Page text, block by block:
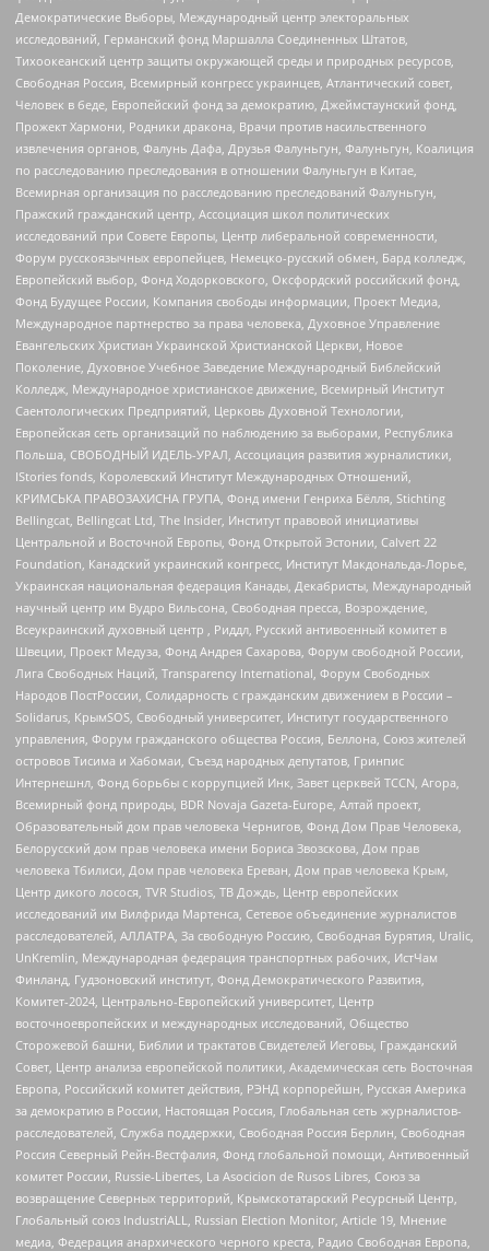
Демократические Выборы, Международный центр электоральных
исследований, Германский фонд Маршалла Соединенных Штатов,
Тихоокеанский центр защиты окружающей среды и природных ресурсов,
Свободная Россия, Всемирный конгресс украинцев, Атлантический совет,
Человек в беде, Европейский фонд за демократию, Джеймстаунский фонд,
Прожект Хармони, Родники дракона, Врачи против насильственного
извлечения органов, Фалунь Дафа, Друзья Фалуньгун, Фалуньгун, Коалиция
по расследованию преследования в отношении Фалуньгун в Китае,
Всемирная организация по расследованию преследований Фалуньгун,
Пражский гражданский центр, Ассоциация школ политических
исследований при Совете Европы, Центр либеральной современности,
Форум русскоязычных европейцев, Немецко-русский обмен, Бард колледж,
Европейский выбор, Фонд Ходорковского, Оксфордский российский фонд,
Фонд Будущее России, Компания свободы информации, Проект Медиа,
Международное партнерство за права человека, Духовное Управление
Евангельских Христиан Украинской Христианской Церкви, Новое
Поколение, Духовное Учебное Заведение Международный Библейский
Колледж, Международное христианское движение, Всемирный Институт
Саентологических Предприятий, Церковь Духовной Технологии,
Европейская сеть организаций по наблюдению за выборами, Республика
Польша, СВОБОДНЫЙ ИДЕЛЬ-УРАЛ, Ассоциация развития журналистики,
IStories fonds, Королевский Институт Международных Отношений,
КРИМСЬКА ПРАВОЗАХИСНА ГРУПА, Фонд имени Генриха Бёлля, Stichting
Bellingcat, Bellingcat Ltd, The Insider, Институт правовой инициативы
Центральной и Восточной Европы, Фонд Открытой Эстонии, Calvert 22
Foundation, Канадский украинский конгресс, Институт Макдональда-Лорье,
Украинская национальная федерация Канады, Декабристы, Международный
научный центр им Вудро Вильсона, Свободная пресса, Возрождение,
Всеукраинский духовный центр , Риддл, Русский антивоенный комитет в
Швеции, Проект Медуза, Фонд Андрея Сахарова, Форум свободной России,
Лига Свободных Наций, Transparеncy International, Форум Свободных
Народов ПостРоссии, Солидарность с гражданским движением в России –
Solidarus, КрымSOS, Свободный университет, Институт государственного
управления, Форум гражданского общества Россия, Беллона, Союз жителей
островов Тисима и Хабомаи, Съезд народных депутатов, Гринпис
Интернешнл, Фонд борьбы с коррупцией Инк, Завет церквей TCCN, Агора,
Всемирный фонд природы, BDR Novaja Gazeta-Europe, Алтай проект,
Образовательный дом прав человека Чернигов, Фонд Дом Прав Человека,
Белорусский дом прав человека имени Бориса Звозскова, Дом прав
человека Тбилиси, Дом прав человека Ереван, Дом прав человека Крым,
Центр дикого лосося, TVR Studios, ТВ Дождь, Центр европейских
исследований им Вилфрида Мартенса, Сетевое объединение журналистов
расследователей, АЛЛАТРА, За свободную Россию, Свободная Бурятия, Uralic,
UnKremlin, Международная федерация транспортных рабочих, ИстЧам
Финланд, Гудзоновский институт, Фонд Демократического Развития,
Комитет-2024, Центрально-Европейский университет, Центр
восточноевропейских и международных исследований, Общество
Сторожевой башни, Библии и трактатов Свидетелей Иеговы, Гражданский
Совет, Центр анализа европейской политики, Академическая сеть Восточная
Европа, Российский комитет действия, РЭНД корпорейшн, Русская Америка
за демократию в России, Настоящая Россия, Глобальная сеть журналистов-
расследователей, Служба поддержки, Свободная Россия Берлин, Свободная
Россия Северный Рейн-Вестфалия, Фонд глобальной помощи, Антивоенный
комитет России, Russie-Libertes, La Asocicion de Rusos Libres, Союз за
возвращение Северных территорий, Крымскотатарский Ресурсный Центр,
Глобальный союз IndustriALL, Russian Election Monitor, Article 19, Мнение
медиа, Федерация анархического черного креста, Радио Свободная Европа,